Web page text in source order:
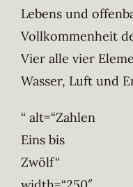
Lebens und
Vollkommenheit
Vier alle vier
Wasser, Luft und
“ alt=“Zahlen
Eins bis
Zwölf“